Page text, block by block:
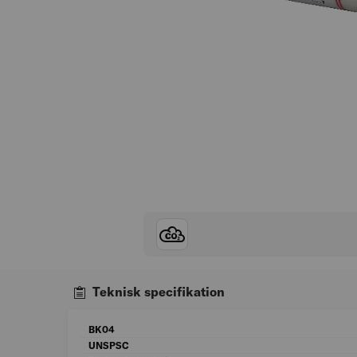
Teknisk specifikation
BK04
UNSPSC